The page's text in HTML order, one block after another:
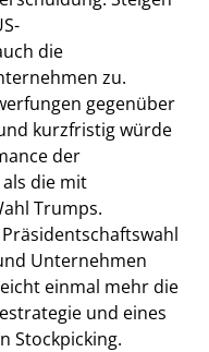
die
zu.
gegenüber
kurzfristig würde
der
die mit
Trumps.
Unternehmen
einmal mehr die
und eines
Stockpicking.